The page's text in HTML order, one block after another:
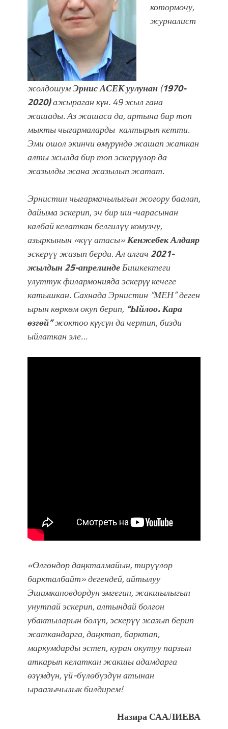
жолугушууга келиңиз! (Дарек. Видео)
котормочу,
журналист
жолдошумЭрнис АСЕК уулунан(1970-
2020)ажыраган кγн. 49 жыл гана
жашады. Аз жашаса да, артына бир топ
мыкты чыгармаларды калтырып кетти.
Эми ошол экинчи өмγрγндө жашап жаткан
алты жылда бир топ эскерγγлөр да
жазылды жана жазылып жатат.
Эрнистин чыгармачылыгын жогору баалап,
дайыма эскерип, эч бир иш-чарасынан
калбай келатканбелгилүү комузчу,
азыркынын «күү атасы»Кенжебек Алдаяр
эскерүү жазып берди. Ал алгач 2021-
жылдын 25-апрелиндеБишкектеги
улуттук филармонияда эскерγγ кечеге
катышкан. Сахнада Эрнистин “МЕН” деген
ырын көркөм окуп берип, “Ыйлоо. Кара
өзгөй”жоктоо кγγсγн да чертип, бизди
ыйлаткан эле…
«Өлгөндөр даӊкталмайын, тирүүлөр
баркталбайт» дегендей, айтылуу
Эшимкановдордун эмгегин, жакшылыгын
унутпай эскерип, алтындай болгон
убактыларын бөлүп, эскерүү жазып берип
жаткандарга, даӊктап, барктап,
маркумдарды эстеп, куран окутуу парзын
аткарып келаткан жакшы адамдарга
өзүмдүн, үй-бүлөбүздүн атынан
ыраазычылык билдирем!
Назира СААЛИЕВА